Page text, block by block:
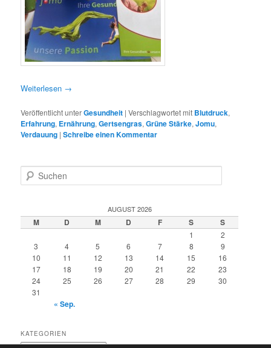
Weiterlesen →
Veröffentlicht unterGesundheit |Verschlagwortet mit Blutdruck,
Erfahrung, Ernährung,Gertsengras,Grüne Stärke,Jomu,
Verdauung |Schreibe einen Kommentar
u
e
n
AUGUST 2026
M D M D F S S
1
2
3
4 5 6 7 8
9
10
11 12 13 14 15
16
17
18 19 20 21 22
23
24
25 26 27 28 29
30
31
« Sep.
KATEGORIEN